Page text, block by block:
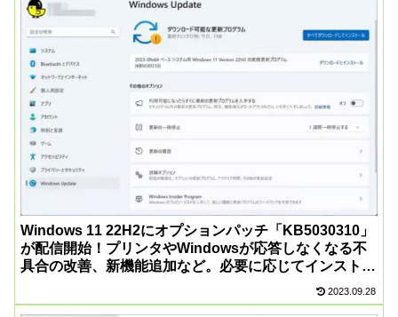
Windows 11 22H2にオプションパッチ「KB5030310」
が配信開始！プリンタやWindowsが応答しなくなる不
具合の改善、新機能追加など。必要に応じてインストー
2023.09.28